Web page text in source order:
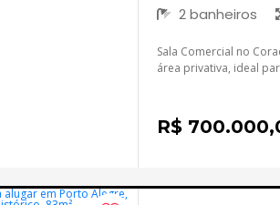
2 banheiros
Sala Comercial no
área privativa, ideal
R$